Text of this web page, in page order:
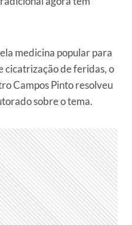
medicina popular para
cicatrização de feridas, o
Campos Pinto resolveu
sobre o tema.